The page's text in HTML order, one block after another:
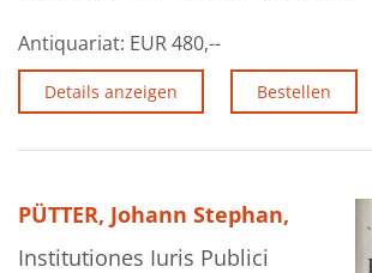
Antiquariat: EUR 480,--
Details anzeigen Bestellen
PÜTTER, Johann Stephan,
Institutiones Iuris Publici